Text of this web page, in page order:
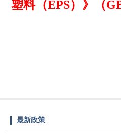
塑料（EPS）》（
最新政策